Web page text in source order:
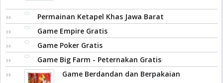
Permainan Ketapel Khas Jawa Barat
Game Empire Gratis
Game Poker Gratis
Game Big Farm - Peternakan Gratis
Game Berdandan dan Berpakaian